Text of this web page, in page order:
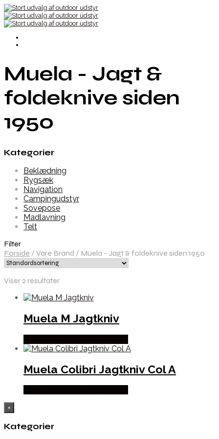
Muela - Jagt &
foldeknive siden
1950
Kategorier
Beklædning
Rygsæk
Navigation
Campingudstyr
Sovepose
Madlavning
Telt
Filter
Forside / Vare Brand / Muela - Jagt & foldeknive siden 1950
Viser 2 resultater
Muela M Jagtkniv
Muela Colibri Jagtkniv Col A
×
Kategorier